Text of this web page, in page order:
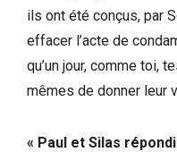
ils ont été conçus, par
effacer l’acte de
qu’un jour, comme toi,
mêmes de donner leur
« Paul et Silas